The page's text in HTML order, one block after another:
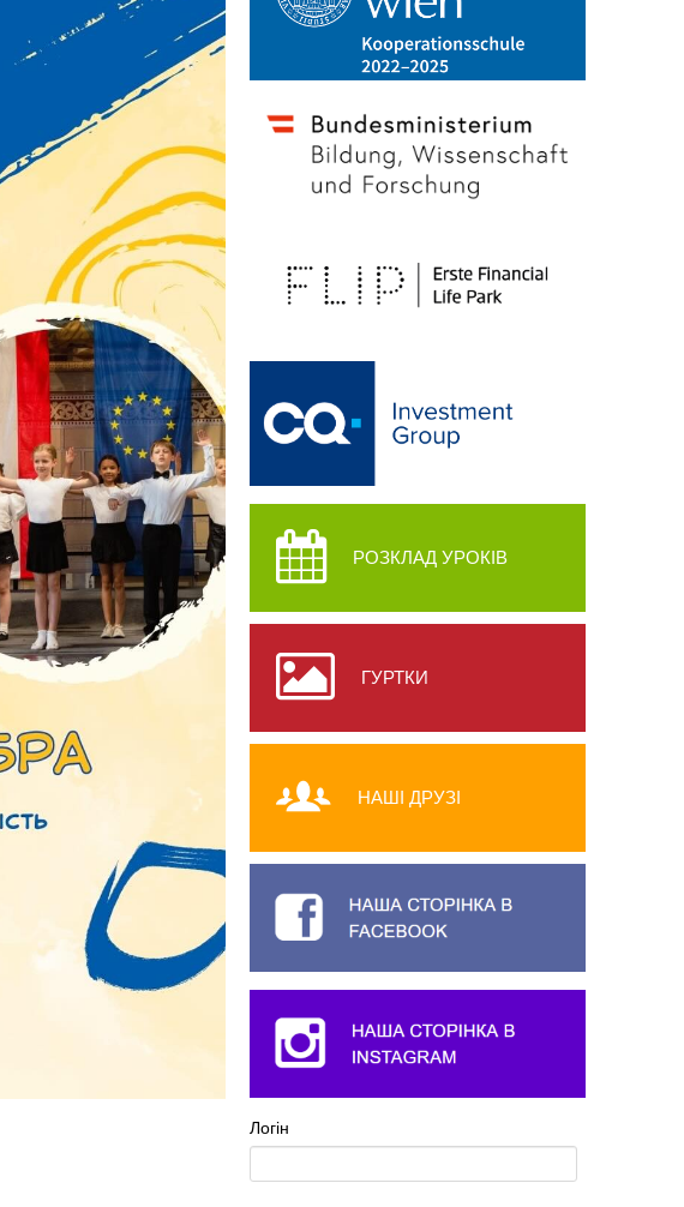
РОЗКЛАД УРОКІВ
ГУРТКИ
НАШІ ДРУЗІ
Логін